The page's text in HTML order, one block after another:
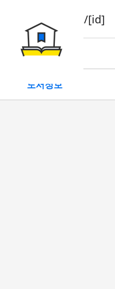
book/rent/[id]
대여
도서정보